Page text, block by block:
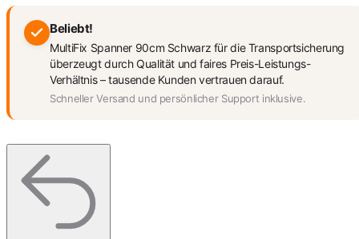
Beliebt!
MultiFix Spanner 90cm Schwarz für die Transportsicherung
überzeugt durch Qualität und faires Preis-Leistungs-
Verhältnis – tausende Kunden vertrauen darauf.
Schneller Versand und persönlicher Support inklusive.